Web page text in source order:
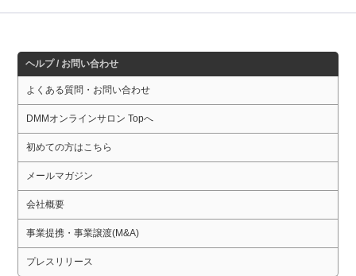
ヘルプ / お問い合わせ
よくある質問・お問い合わせ
DMMオンラインサロン Topへ
初めての方はこちら
メールマガジン
会社概要
事業提携・事業譲渡(M&A)
プレスリリース